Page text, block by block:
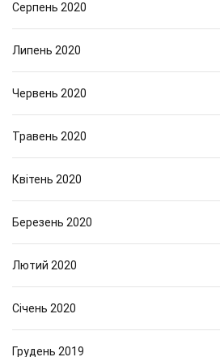
Серпень 2020
Липень 2020
Червень 2020
Травень 2020
Квітень 2020
Березень 2020
Лютий 2020
Січень 2020
Грудень 2019